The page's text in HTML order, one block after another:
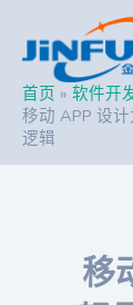
首页
软件开
移动 APP 设
逻辑
移
navigation